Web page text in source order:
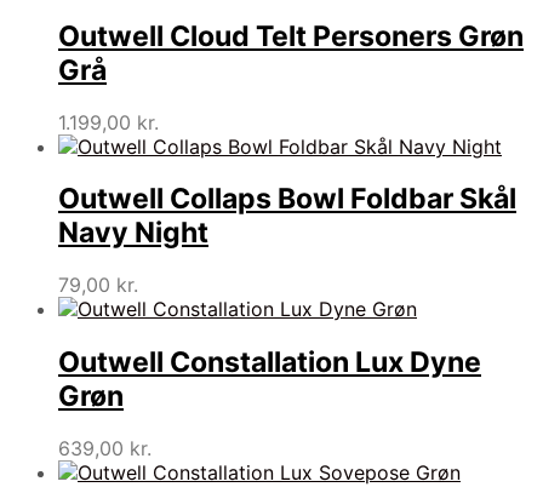
Outwell Cloud Telt Personers Grøn
Grå
1.199,00 kr.
Outwell Collaps Bowl Foldbar Skål
Navy Night
79,00 kr.
Outwell Constallation Lux Dyne
Grøn
639,00 kr.